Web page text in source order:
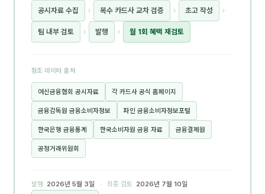
공시자료 수집 › 복수 카드사 교차 검증 › 초고 작성 ›
팀 내부 검토 › 발행 › 월 1회 혜택 재검토
참조 데이터 출처
여신금융협회 공시자료 각 카드사 공식 홈페이지
금융감독원 금융소비자정보 파인 금융소비자정보포털
한국은행 금융통계 한국소비자원 금융 자료 금융결제원
공정거래위원회
발행 2026년 5월 3일 · 최종 검토 2026년 7월 10일